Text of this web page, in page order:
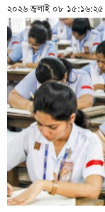
২০২৬ জুলাই ০৮ ১৫:১৬:২৫